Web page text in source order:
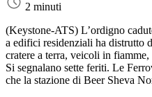
2 minuti
(Keystone-ATS) L’ordigno
a edifici residenziali ha distrutto
cratere a terra, veicoli in
Si segnalano sette feriti. Le
che la stazione di Beer Sheva